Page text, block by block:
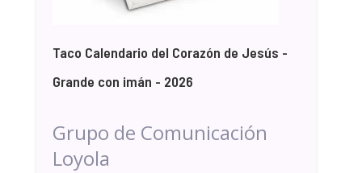
Taco Calendario del Corazón de Jesús -
Grande con imán - 2026
Grupo de Comunicación
Loyola